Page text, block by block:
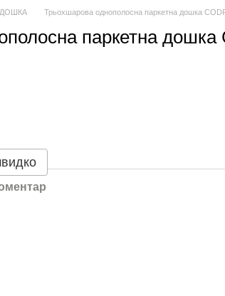
Трьохшарова однополосна паркетна дошка
паркетна